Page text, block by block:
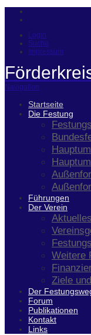
Login
Suche
Impressum
Navigation
Startseite
Die Festung
Führungen
Der Verein
Aktuelles
Weitere
Ziele
Der
Forum
Publikationen
Kontakt
Links